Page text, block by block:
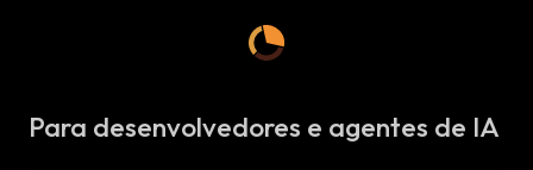
Para desenvolvedores e agentes de IA